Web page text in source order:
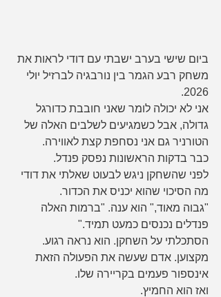
ביום שישי בערב ישבתי עם דודי לראות את
משחק רבע הגמר בין נורבגיה לברזיל יולי
2026.
אני לא יכולה לומר שאני חובבת כדורגל
גדולה, אבל כשמגיעים לשלבים האלה של
הטורניר גם אני נסחפת קצת לאווירה.
כבר בדקות הראשונות נפסק פנדל.
לפני שהשחקן ניגש לבעוט שאלתי את דודי
מה הסיכוי שהוא יכניס את הכדור.
"גבוה מאוד," הוא ענה. "ברמות האלה
פנדלים נכנסים כמעט תמיד."
הסתכלתי על השחקן. הוא נראה רגוע.
מקצוען. אדם שעשה את הפעולה הזאת
אינספור פעמים בקריירה שלו.
ואז הוא החמיץ.